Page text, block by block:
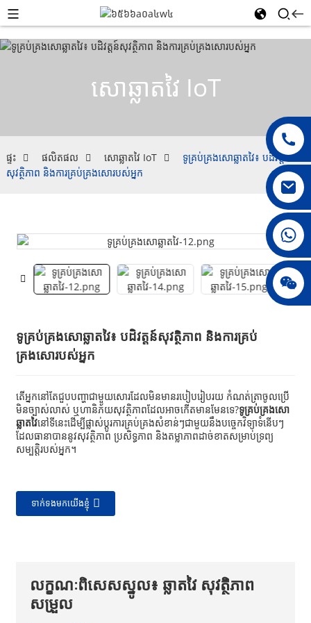
០០៨៦១៥៣៩៦៨១១៧១៩
ជេនី ០១០៦៧៨
សោឆ្លាតវៃ IoT
ផ្ទះ ផលិតផល សោឆ្លាតវៃ IoT
ទូគ្រប់គ្រងសោឆ្លាតវៃ៖ បដិវត្តន៍
សុវត្ថិភាព និងការគ្រប់គ្រងសោរបស់អ្នក
ទូគ្រប់គ្រងសោឆ្លាតវៃ៖ បដិវត្តន៍សុវត្ថិភាព និងការគ្រប់
គ្រងសោរបស់អ្នក
តើអ្នកនៅតែជួបបញ្ហាជាមួយសោរដែលមិនមានរបៀបរៀបរយ កំណត់ត្រាចូលប្រើ
មិនច្បាស់លាស់ ឬហានិភ័យសុវត្ថិភាពដែលអាចកើតមានមែនទេ?ទូគ្រប់គ្រងសោ
ឆ្លាតវៃនៅទីនេះដើម្បីផ្លាស់ប្តូរការគ្រប់គ្រងសំខាន់ៗជាមួយនឹងបច្ចេកវិទ្យាទំនើបៗ
ដែលធានាបាននូវសុវត្ថិភាព ប្រសិទ្ធភាព និងតម្លាភាពដាច់ខាតសម្រាប់ទ្រព្យ
សម្បត្តិរបស់អ្នក។
ទាក់ទងមកយើងខ្ញុំ
លក្ខណៈពិសេសស្នូល៖ ឆ្លាតវៃ សុវត្ថិភាព
សម្រួល